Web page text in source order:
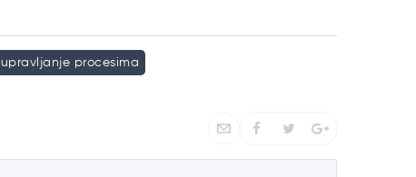
upravljanje procesima